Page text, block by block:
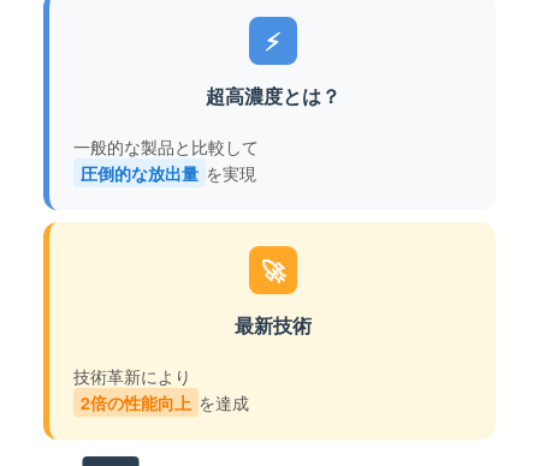
⚡
超高濃度とは？
一般的な製品と比較して
圧倒的な放出量 を実現
🚀
最新技術
技術革新により
2倍の性能向上 を達成